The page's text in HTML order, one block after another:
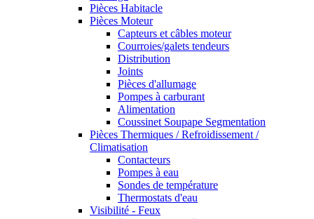
Pièces Habitacle
Pièces Moteur
Capteurs et câbles moteur
Courroies/galets tendeurs
Distribution
Joints
Pièces d'allumage
Pompes à carburant
Alimentation
Coussinet Soupape Segmentation
Pièces Thermiques / Refroidissement /
Climatisation
Contacteurs
Pompes à eau
Sondes de température
Thermostats d'eau
Visibilité - Feux